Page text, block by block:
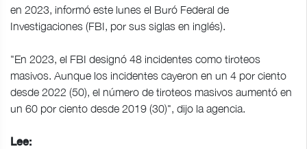
en 2023, informó este lunes el Buró Federal de
Investigaciones (FBI, por sus siglas en inglés).
"En 2023, el FBI designó 48 incidentes como tiroteos
masivos. Aunque los incidentes cayeron en un 4 por ciento
desde 2022 (50), el número de tiroteos masivos aumentó en
un 60 por ciento desde 2019 (30)", dijo la agencia.
Lee: